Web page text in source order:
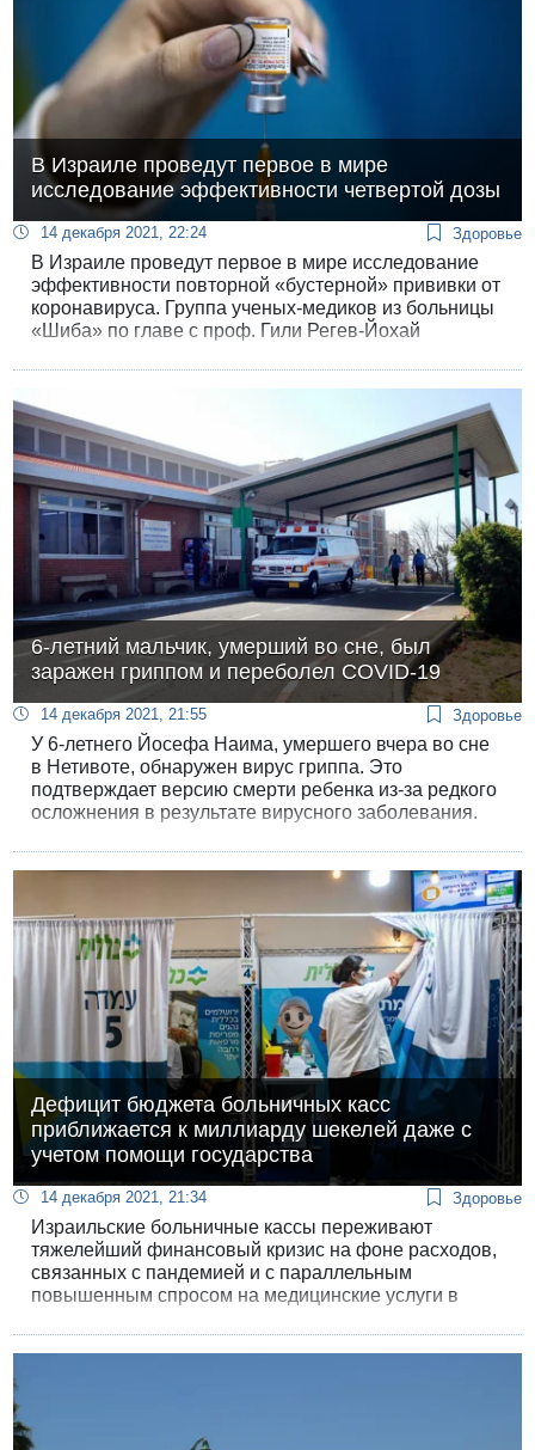
В Израиле проведут первое в мире
исследование эффективности четвертой дозы
14 декабря 2021, 22:24 Здоровье
В Израиле проведут первое в мире исследование
эффективности повторной «бустерной» прививки от
коронавируса. Группа ученых-медиков из больницы
«Шиба» по главе с проф. Гили Регев-Йохай
которых титры антител упали после третьей дозы
6-летний мальчик, умерший во сне, был
заражен гриппом и переболел COVID-19
14 декабря 2021, 21:55 Здоровье
У 6-летнего Йосефа Наима, умершего вчера во сне
в Нетивоте, обнаружен вирус гриппа. Это
подтверждает версию смерти ребенка из-за редкого
осложнения в результате вирусного заболевания.
Дефицит бюджета больничных касс
приближается к миллиарду шекелей даже с
учетом помощи государства
14 декабря 2021, 21:34 Здоровье
Израильские больничные кассы переживают
тяжелейший финансовый кризис на фоне расходов,
связанных с пандемией и с параллельным
повышенным спросом на медицинские услуги в